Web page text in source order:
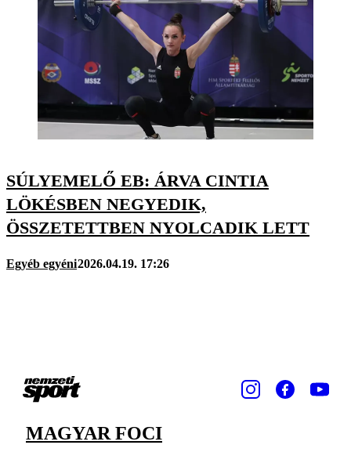
SÚLYEMELŐ EB: ÁRVA CINTIA
LÖKÉSBEN NEGYEDIK,
ÖSSZETETTBEN NYOLCADIK LETT
Egyéb egyéni2026.04.19. 17:26
MAGYAR FOCI